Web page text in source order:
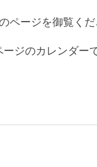
ページを御覧くだ
ジのカレンダー